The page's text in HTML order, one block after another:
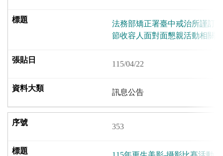
法務部矯正署臺中戒治所謹訂
節收容人面對面懇親活動相關
115/04/22
訊息公告
353